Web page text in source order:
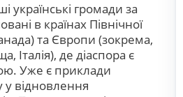
українські громади за
в країнах Північної
та Європи (зокрема,
Італія), де діаспора є
Уже є приклади
у відновлення